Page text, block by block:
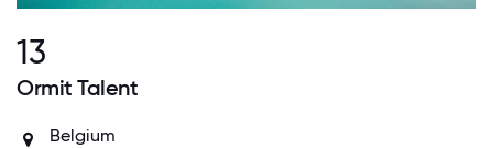
13
Ormit Talent
Belgium